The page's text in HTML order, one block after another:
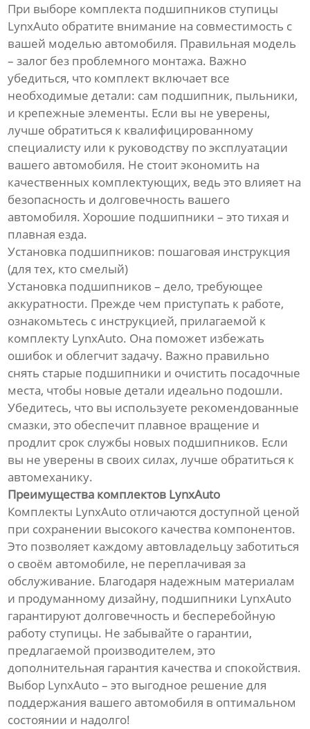
При выборе комплекта подшипников ступицы
LynxAuto обратите внимание на совместимость с
вашей моделью автомобиля. Правильная модель
– залог без проблемного монтажа. Важно
убедиться, что комплект включает все
необходимые детали: сам подшипник, пыльники,
и крепежные элементы. Если вы не уверены,
лучше обратиться к квалифицированному
специалисту или к руководству по эксплуатации
вашего автомобиля. Не стоит экономить на
качественных комплектующих, ведь это влияет на
безопасность и долговечность вашего
автомобиля. Хорошие подшипники – это тихая и
плавная езда.
Установка подшипников: пошаговая инструкция
(для тех, кто смелый)
Установка подшипников – дело, требующее
аккуратности. Прежде чем приступать к работе,
ознакомьтесь с инструкцией, прилагаемой к
комплекту LynxAuto. Она поможет избежать
ошибок и облегчит задачу. Важно правильно
снять старые подшипники и очистить посадочные
места, чтобы новые детали идеально подошли.
Убедитесь, что вы используете рекомендованные
смазки, это обеспечит плавное вращение и
продлит срок службы новых подшипников. Если
вы не уверены в своих силах, лучше обратиться к
автомеханику.
Преимущества комплектов LynxAuto
Комплекты LynxAuto отличаются доступной ценой
при сохранении высокого качества компонентов.
Это позволяет каждому автовладельцу заботиться
о своём автомобиле, не переплачивая за
обслуживание. Благодаря надежным материалам
и продуманному дизайну, подшипники LynxAuto
гарантируют долговечность и бесперебойную
работу ступицы. Не забывайте о гарантии,
предлагаемой производителем, это
дополнительная гарантия качества и спокойствия.
Выбор LynxAuto – это выгодное решение для
поддержания вашего автомобиля в оптимальном
состоянии и надолго!